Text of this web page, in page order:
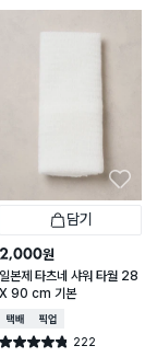
담기
2,000원
일본제 타츠네 샤워 타월 28
X 90 cm 기본
택배배송매장픽업
별점 4.8점 222
건 작성